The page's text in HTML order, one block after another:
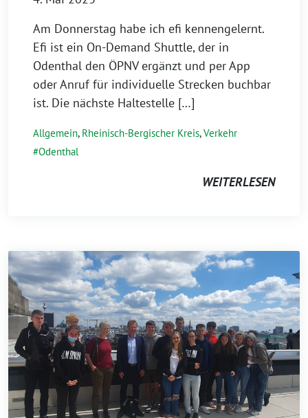
Am Donnerstag habe ich efi kennengelernt.
Efi ist ein On-Demand Shuttle, der in
Odenthal den ÖPNV ergänzt und per App
oder Anruf für individuelle Strecken buchbar
ist. Die nächste Haltestelle […]
Allgemein, Rheinisch-Bergischer Kreis,Verkehr
Odenthal
WEITERLESEN